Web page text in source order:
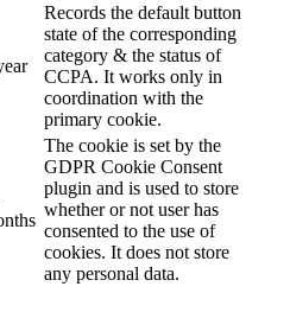
Records the default button
state of the corresponding
category & the status of
CCPA. It works only in
coordination with the
primary cookie.
The cookie is set by the
GDPR Cookie Consent
plugin and is used to store
whether or not user has
consented to the use of
cookies. It does not store
any personal data.